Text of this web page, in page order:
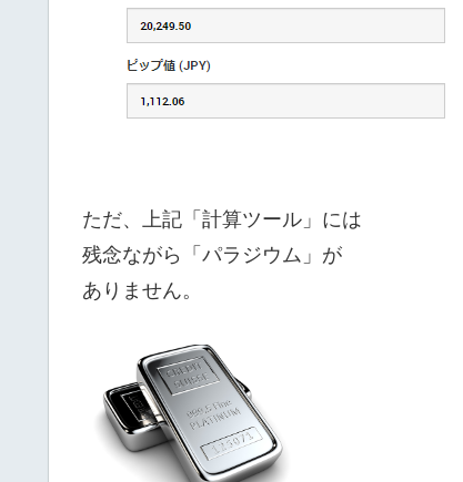
ただ、上記「計算ツール」には
残念ながら「パラジウム」が
ありません。